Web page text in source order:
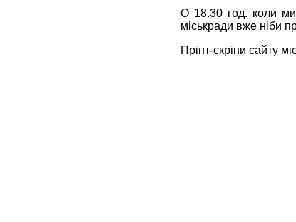
О 18.30 год. коли
міськради вже ніби
Прінт-скріни сайту